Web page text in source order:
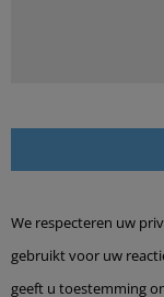
We respecteren uw
gebruikt voor uw
geeft u toestemming